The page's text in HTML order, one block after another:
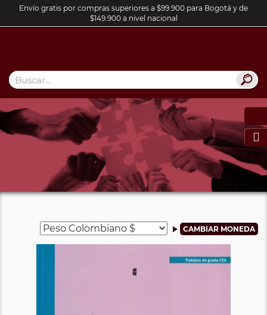
Envío gratis por compras superiores a $99.900 para Bogotá y de
$149.900 a nivel nacional
